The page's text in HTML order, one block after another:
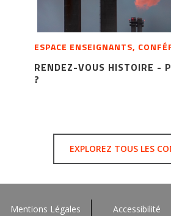
ESPACE ENSEIGNANTS,
RENDEZ-VOUS HISTOIRE -
?
EXPLOREZ TOUS LES
Mentions Légales Accessibilité